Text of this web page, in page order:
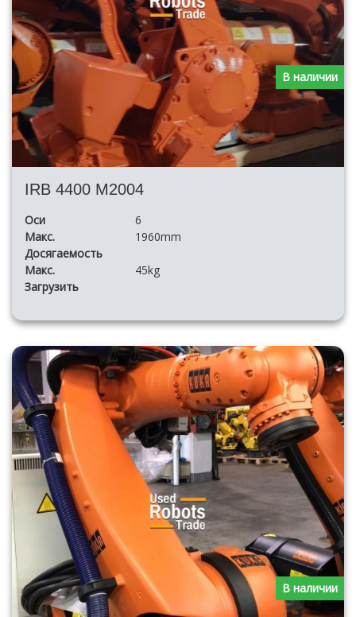
IRB 4400 M2004
Оси
6
Макс.
Досягаемость
1960mm
Макс.
Загрузить
45kg
В наличии
В наличии